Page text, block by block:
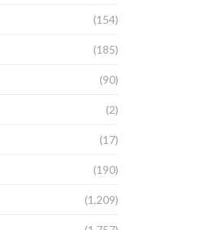
(154)
(185)
(90)
(2)
(17)
(190)
(1,209)